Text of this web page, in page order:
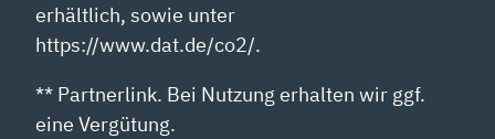
erhältlich, sowie unter
https://www.dat.de/co2/.
** Partnerlink. Bei Nutzung erhalten wir ggf.
eine Vergütung.